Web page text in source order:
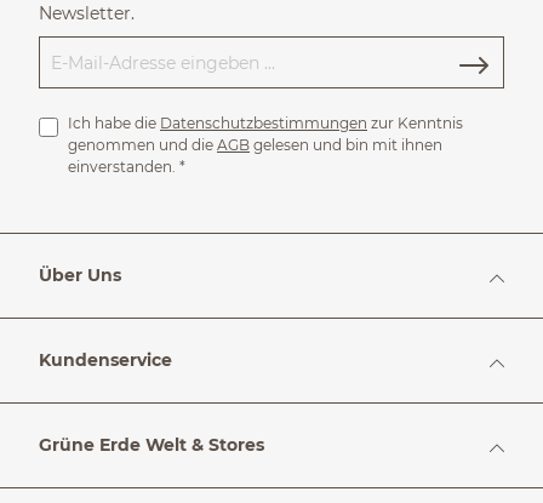
Newsletter.
Ich habe die Datenschutzbestimmungen zur Kenntnis
genommen und die AGB gelesen und bin mit ihnen
einverstanden. *
Über Uns
Kundenservice
Grüne Erde Welt & Stores